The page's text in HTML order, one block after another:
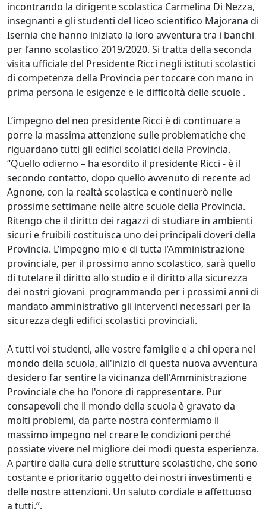
incontrando la dirigente scolastica Carmelina Di Nezza,
insegnanti e gli studenti del liceo scientifico Majorana di
Isernia che hanno iniziato la loro avventura tra i banchi
per l’anno scolastico 2019/2020. Si tratta della seconda
visita ufficiale del Presidente Ricci negli istituti scolastici
di competenza della Provincia per toccare con mano in
prima persona le esigenze e le difficoltà delle scuole .
L’impegno del neo presidente Ricci è di continuare a
porre la massima attenzione sulle problematiche che
riguardano tutti gli edifici scolatici della Provincia.
“Quello odierno – ha esordito il presidente Ricci - è il
secondo contatto, dopo quello avvenuto di recente ad
Agnone, con la realtà scolastica e continuerò nelle
prossime settimane nelle altre scuole della Provincia.
Ritengo che il diritto dei ragazzi di studiare in ambienti
sicuri e fruibili costituisca uno dei principali doveri della
Provincia. L’impegno mio e di tutta l’Amministrazione
provinciale, per il prossimo anno scolastico, sarà quello
di tutelare il diritto allo studio e il diritto alla sicurezza
dei nostri giovani programmando per i prossimi anni di
mandato amministrativo gli interventi necessari per la
sicurezza degli edifici scolastici provinciali.
A tutti voi studenti, alle vostre famiglie e a chi opera nel
mondo della scuola, all'inizio di questa nuova avventura
desidero far sentire la vicinanza dell'Amministrazione
Provinciale che ho l'onore di rappresentare. Pur
consapevoli che il mondo della scuola è gravato da
molti problemi, da parte nostra confermiamo il
massimo impegno nel creare le condizioni perché
possiate vivere nel migliore dei modi questa esperienza.
A partire dalla cura delle strutture scolastiche, che sono
costante e prioritario oggetto dei nostri investimenti e
delle nostre attenzioni. Un saluto cordiale e affettuoso
a tutti.”.